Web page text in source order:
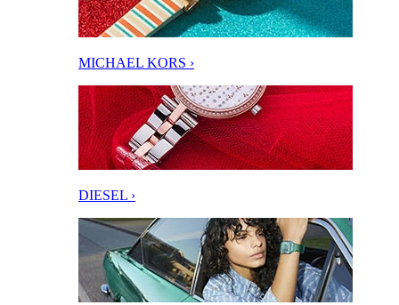
MICHAEL KORS ›
DIESEL ›